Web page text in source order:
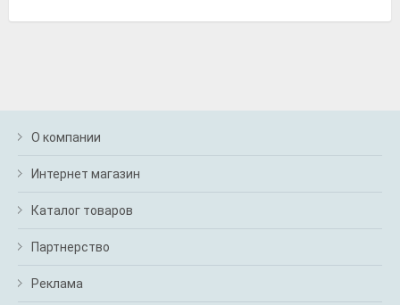
О компании
Интернет магазин
Каталог товаров
Партнерство
Реклама